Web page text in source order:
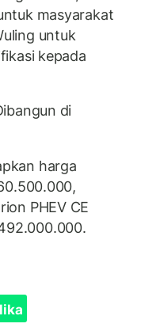
masyarakat
untuk
kepada
di
harga
PHEV CE